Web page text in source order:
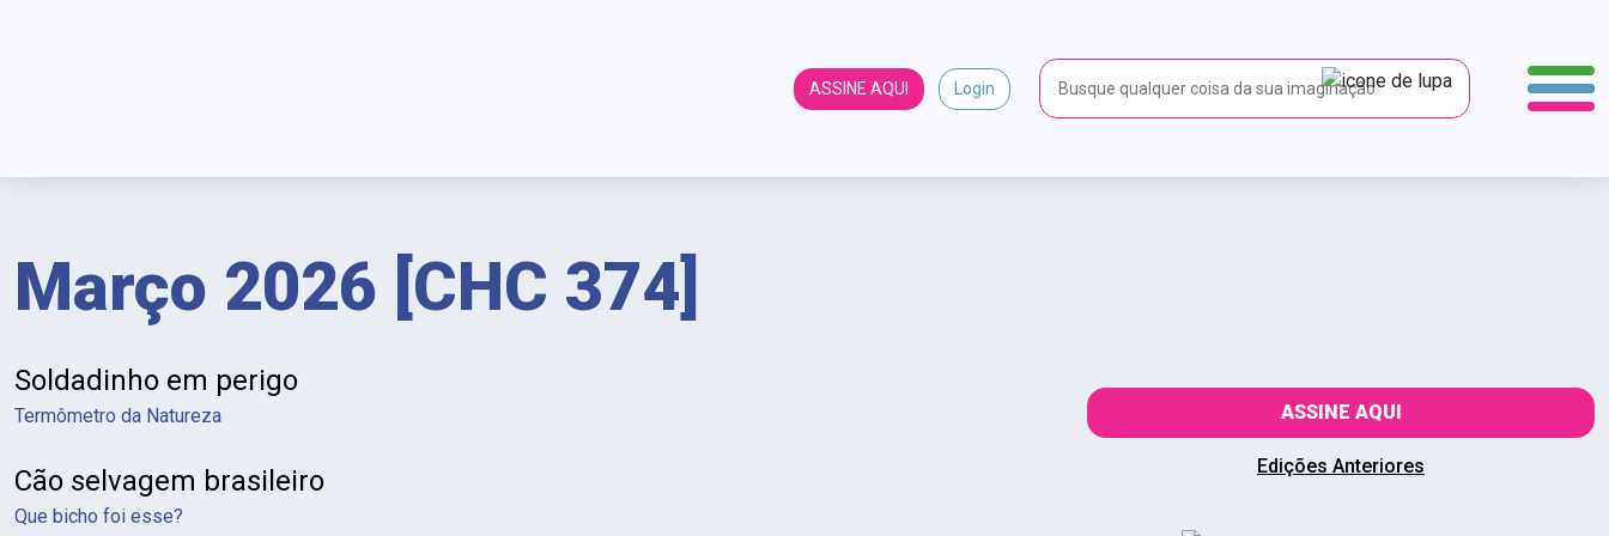
ASSINE AQUI Login
Março 2026 [CHC 374]
Revista Falada com Audiodescrição
Soldadinho em perigo
Termômetro da Natureza
Cão selvagem brasileiro
Que bicho foi esse?
ASSINE AQUI
Edições Anteriores